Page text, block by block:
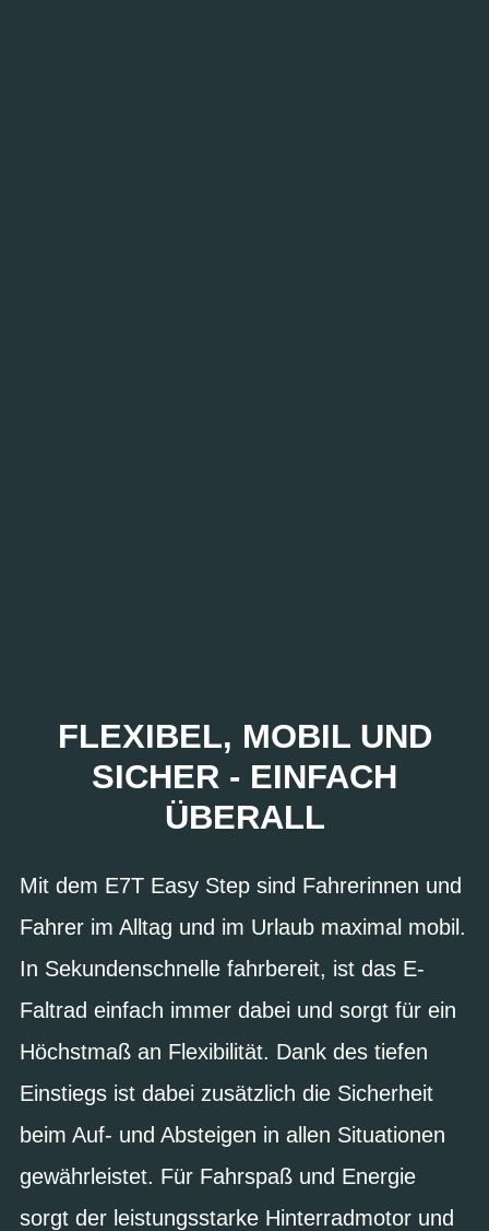
FLEXIBEL, MOBIL UND
SICHER - EINFACH
ÜBERALL
Mit dem E7T Easy Step sind Fahrerinnen und
Fahrer im Alltag und im Urlaub maximal mobil.
In Sekundenschnelle fahrbereit, ist das E-
Faltrad einfach immer dabei und sorgt für ein
Höchstmaß an Flexibilität. Dank des tiefen
Einstiegs ist dabei zusätzlich die Sicherheit
beim Auf- und Absteigen in allen Situationen
gewährleistet. Für Fahrspaß und Energie
sorgt der leistungsstarke Hinterradmotor und